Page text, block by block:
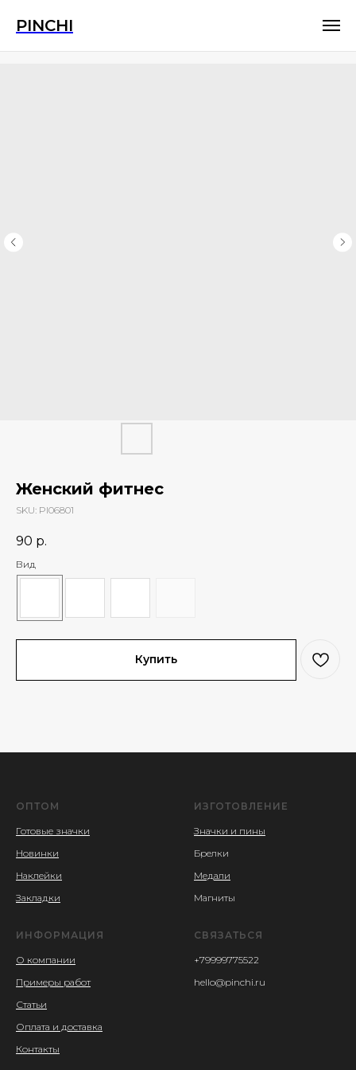
PINCHI
Женский фитнес
SKU: PI06801
90 р.
Вид
Купить
ОПТОМ
Готовые значки
Новинки
Наклейки
Закладки
ИЗГОТОВЛЕНИЕ
Значки и пины
Брелки
Медали
Магниты
ИНФОРМАЦИЯ
О компании
Примеры работ
Статьи
Оплата и доставка
Контакты
СВЯЗАТЬСЯ
+79999775522
hello@pinchi.ru